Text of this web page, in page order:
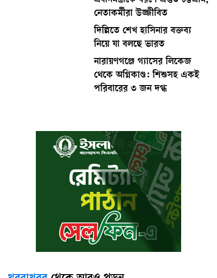
নেতাকর্মীরা উজ্জীবিত
দিল্লিতে শেখ হাসিনার বক্তব্য
নিয়ে যা বলছে ভারত
নারায়ণগঞ্জে গ্যাসের লিকেজ
থেকে অগ্নিকাণ্ড: শিশুসহ একই
পরিবারের ৩ জন দগ্ধ